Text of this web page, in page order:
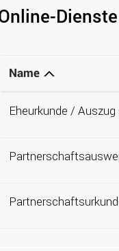
Dienste
Name
Eheurkunde /